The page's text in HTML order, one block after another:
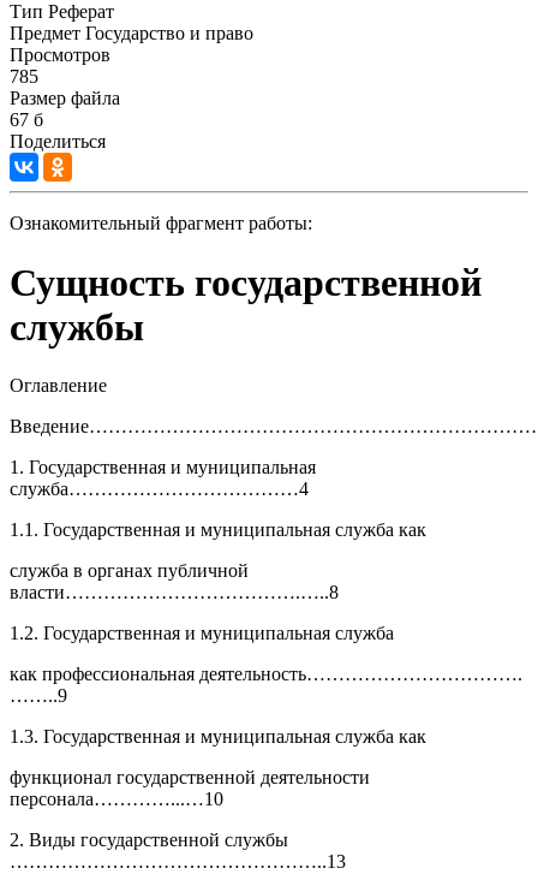
Тип Реферат
Предмет Государство и право
Просмотров
785
Размер файла
67 б
Поделиться
Ознакомительный фрагмент работы:
Сущность государственной
службы
Оглавление
1. Государственная и муниципальная
служба………………………………4
1.1. Государственная и муниципальная служба как
служба в органах публичной
власти……………………………….…..8
1.2. Государственная и муниципальная служба
как профессиональная деятельность…………………………….
……..9
1.3. Государственная и муниципальная служба как
функционал государственной деятельности
персонала…………...…10
2. Виды государственной службы
…………………………………………..13